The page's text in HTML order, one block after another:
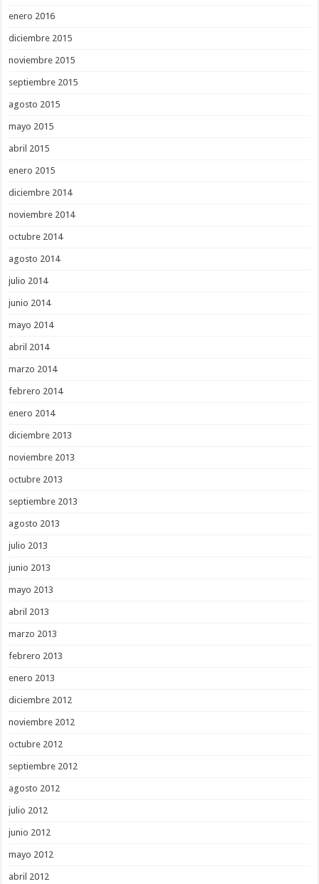
enero 2016
diciembre 2015
noviembre 2015
septiembre 2015
agosto 2015
mayo 2015
abril 2015
enero 2015
diciembre 2014
noviembre 2014
octubre 2014
agosto 2014
julio 2014
junio 2014
mayo 2014
abril 2014
marzo 2014
febrero 2014
enero 2014
diciembre 2013
noviembre 2013
octubre 2013
septiembre 2013
agosto 2013
julio 2013
junio 2013
mayo 2013
abril 2013
marzo 2013
febrero 2013
enero 2013
diciembre 2012
noviembre 2012
octubre 2012
septiembre 2012
agosto 2012
julio 2012
junio 2012
mayo 2012
abril 2012